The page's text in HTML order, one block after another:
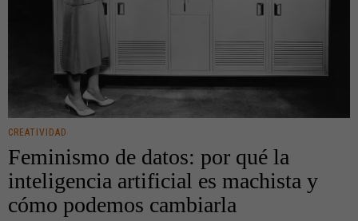
CREATIVIDAD
Feminismo de datos: por qué la
inteligencia artificial es machista y
cómo podemos cambiarla